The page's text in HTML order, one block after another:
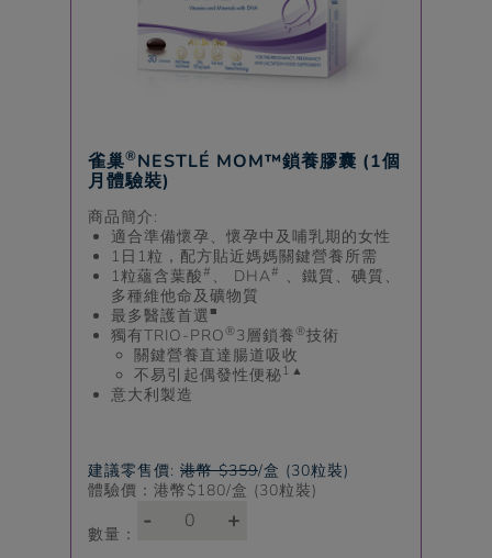
雀巢®NESTLÉ MOM™鎖養膠囊 (1個
月體驗裝)
商品簡介:
適合準備懷孕、懷孕中及哺乳期的女性
1日1粒，配方貼近媽媽關鍵營養所需
1粒蘊含葉酸# 、 DHA# 、鐵質、碘質、
多種維他命及礦物質
最多醫護首選■
獨有TRIO-PRO®3層鎖養®技術
關鍵營養直達腸道吸收
不易引起偶發性便秘1 ▲
意大利製造
建議零售價: 港幣 $359/盒 (30粒裝)
體驗價：港幣$180/盒 (30粒裝)
數量： - +